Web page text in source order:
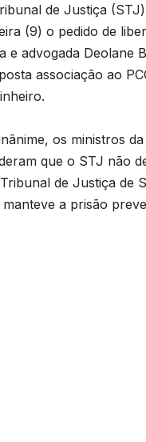
de Justiça
(9) o pedido de
e advogada Deolane
associação ao
os ministros
que o STJ não
de Justiça de
a prisão